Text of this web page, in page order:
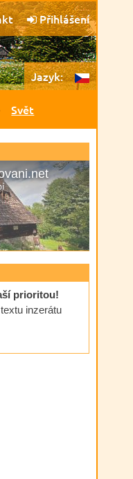
Přihlášení
Jazyk:
Svět
prioritou!
inzerátu